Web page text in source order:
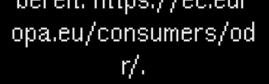
opa.eu/consumers/od
r/.